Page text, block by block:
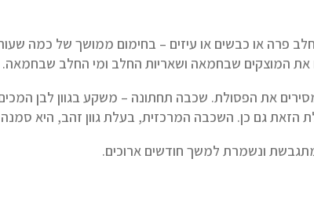
גולמית מחלב פרה או כבשים או עיזים – בחימום ממושך של כמה
מסירים את הפסולת. שכבה תחתונה – משקע בגוון לבן
הזאת גם כן. השכבה המרכזית, בעלת גוון זהב, היא סמנה
ונשמרת למשך חודשים ארוכים.